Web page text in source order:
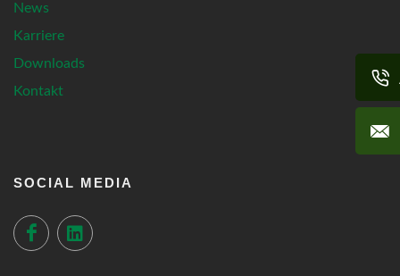
News
Karriere
Downloads
Kontakt
SOCIAL MEDIA